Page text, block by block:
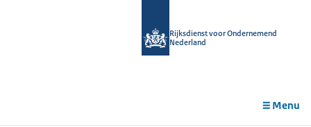
Rijksdienst voor Ondernemend
Nederland
Menu